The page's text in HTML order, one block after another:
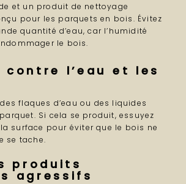
et un produit de nettoyage
pour les parquets en bois. Évitez
quantité d’eau, car l’humidité
le bois.
contre l’eau et les
flaques d’eau ou des liquides
Si cela se produit, essuyez
surface pour éviter que le bois ne
se tache.
produits
agressifs